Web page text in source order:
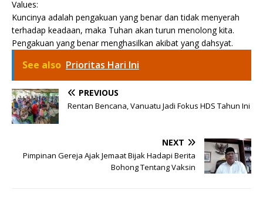
Values:
Kuncinya adalah pengakuan yang benar dan tidak menyerah
terhadap keadaan, maka Tuhan akan turun menolong kita.
Pengakuan yang benar menghasilkan akibat yang dahsyat.
See also Prioritas Hari Ini
PREVIOUS
Rentan Bencana, Vanuatu Jadi Fokus HDS Tahun Ini
NEXT
Pimpinan Gereja Ajak Jemaat Bijak Hadapi Berita
Bohong Tentang Vaksin